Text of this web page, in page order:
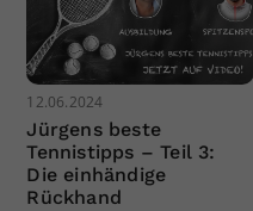
12.06.2024
Jürgens beste
Tennistipps – Teil 3:
Die einhändige
Rückhand